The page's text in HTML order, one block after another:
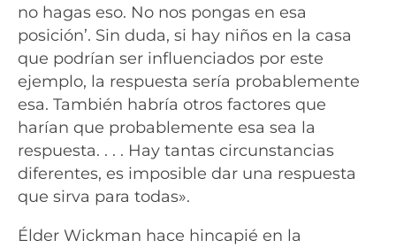
no hagas eso. No nos pongas en esa
posición’. Sin duda, si hay niños en la casa
que podrían ser influenciados por este
ejemplo, la respuesta sería probablemente
esa. También habría otros factores que
harían que probablemente esa sea la
respuesta. . . . Hay tantas circunstancias
diferentes, es imposible dar una respuesta
que sirva para todas».
Élder Wickman hace hincapié en la